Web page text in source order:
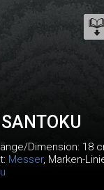
Dimension: 18
Messer, Marken-